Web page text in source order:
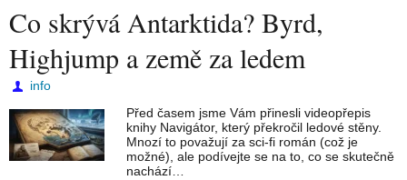
Co skrývá Antarktida? Byrd,
Highjump a země za ledem
info
Před časem jsme Vám přinesli videopřepis
knihy Navigátor, který překročil ledové stěny.
Mnozí to považují za sci-fi román (což je
možné), ale podívejte se na to, co se skutečně
nachází…